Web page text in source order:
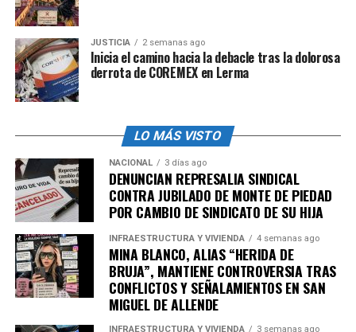
JUSTICIA 2 semanas ago
Inicia el camino hacia la debacle tras la dolorosa
derrota de COREMEX en Lerma
LO MÁS VISTO
NACIONAL 3 días ago
DENUNCIAN REPRESALIA SINDICAL
CONTRA JUBILADO DE MONTE DE PIEDAD
POR CAMBIO DE SINDICATO DE SU HIJA
INFRAESTRUCTURA Y VIVIENDA 4 semanas ago
MINA BLANCO, ALIAS “HERIDA DE
BRUJA”, MANTIENE CONTROVERSIA TRAS
CONFLICTOS Y SEÑALAMIENTOS EN SAN
MIGUEL DE ALLENDE
INFRAESTRUCTURA Y VIVIENDA 3 semanas ago